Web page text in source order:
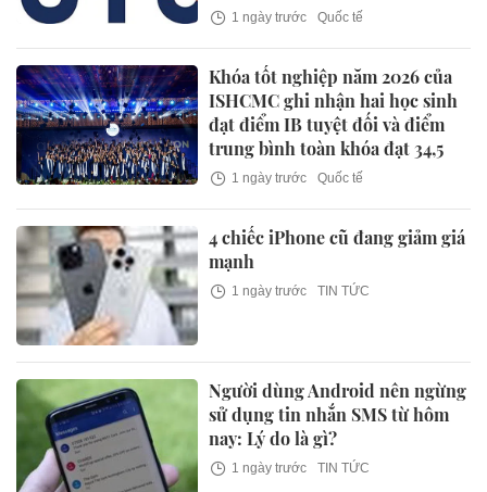
1 ngày trước Quốc tế
Khóa tốt nghiệp năm 2026 của
ISHCMC ghi nhận hai học sinh
đạt điểm IB tuyệt đối và điểm
trung bình toàn khóa đạt 34,5
1 ngày trước Quốc tế
4 chiếc iPhone cũ đang giảm giá
mạnh
1 ngày trước TIN TỨC
Người dùng Android nên ngừng
sử dụng tin nhắn SMS từ hôm
nay: Lý do là gì?
1 ngày trước TIN TỨC